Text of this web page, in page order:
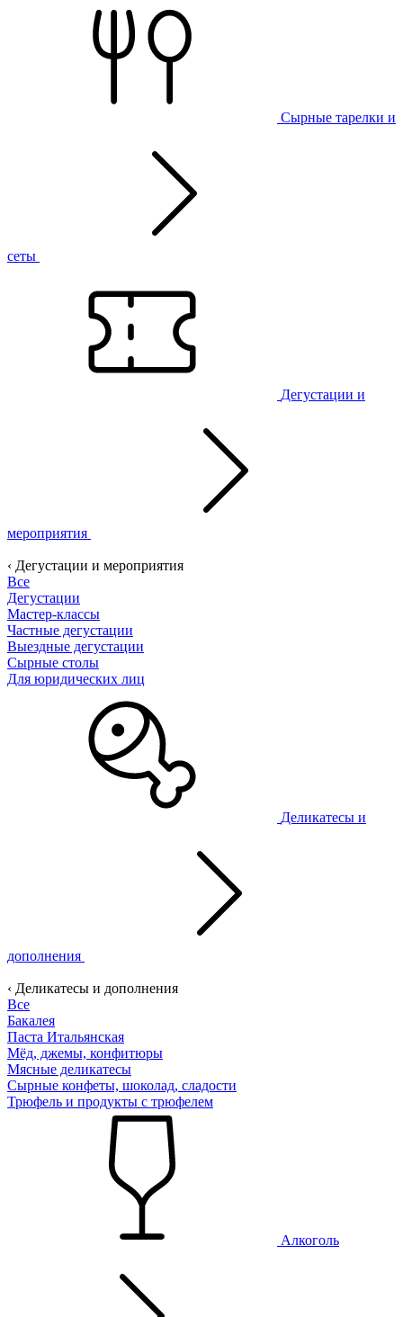
Сырные тарелки и
сеты
Дегустации и
мероприятия
‹ Дегустации и мероприятия
Все
Дегустации
Мастер-классы
Частные дегустации
Выездные дегустации
Сырные столы
Для юридических лиц
Деликатесы и
дополнения
‹ Деликатесы и дополнения
Все
Бакалея
Паста Итальянская
Мёд, джемы, конфитюры
Мясные деликатесы
Сырные конфеты, шоколад, сладости
Трюфель и продукты с трюфелем
Алкоголь